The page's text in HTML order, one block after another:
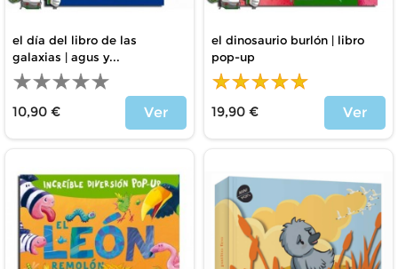
el día del libro de las
galaxias | agus y...
10,90 €
Ver
el dinosaurio burlón | libro
pop-up
19,90 €
Ver